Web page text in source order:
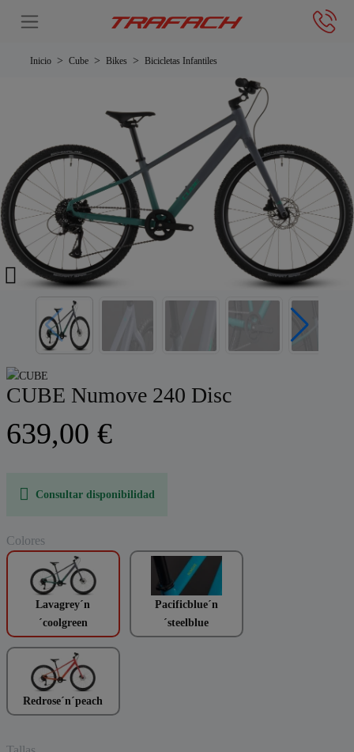
Inicio Cube Bikes Bicicletas Infantiles
CUBE Numove 240 Disc
639,00 €
Consultar disponibilidad
Colores
Lavagrey´n
´coolgreen
Pacificblue´n
´steelblue
Redrose´n´peach